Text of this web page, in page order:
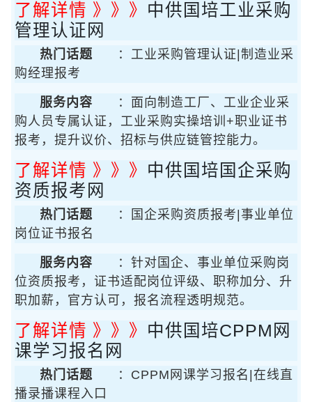
了解详情 》》》 中供国培工业采购
管理认证网
热门话题
：工业采购管理认证|制造业采
购经理报考
服务内容
：面向制造工厂、工业企业采
购人员专属认证，工业采购实操培训+职业证书
报考，提升议价、招标与供应链管控能力。
了解详情 》》》 中供国培国企采购
资质报考网
热门话题
：国企采购资质报考|事业单位
岗位证书报名
服务内容
：针对国企、事业单位采购岗
位资质报考，证书适配岗位评级、职称加分、升
职加薪，官方认可，报名流程透明规范。
了解详情 》》》 中供国培CPPM网
课学习报名网
热门话题
：CPPM网课学习报名|在线直
播录播课程入口